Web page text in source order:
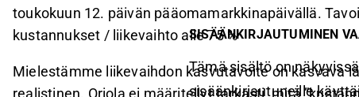
toukokuun 12. päivän pääomamarkkinapäivällä.
kustannukset / liikevaihto alle 75 %
Mielestämme liikevaihdon kasvutavoite on kasvava
realistinen. Oriola ei määritellyt tarkasti, mitä
SISÄÄNKIRJAUTUMINEN
Tämä sisältö on
sisäänkirjautuneille